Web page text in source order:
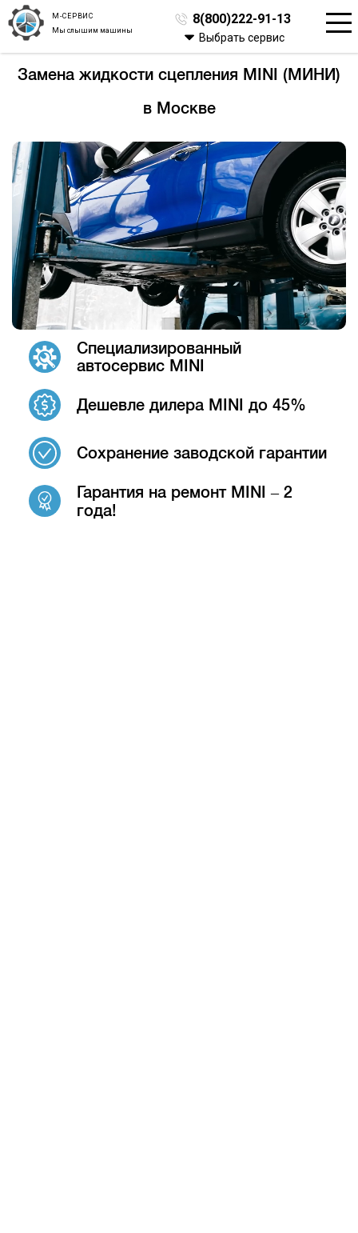
М-СЕРВИС
Мы слышим машины
8(800)222-91-13
Выбрать сервис
Замена жидкости сцепления MINI (МИНИ)
в Москве
Специализированный
автосервис MINI
Дешевле дилера MINI до 45%
Сохранение заводской гарантии
Гарантия на ремонт MINI – 2
года!